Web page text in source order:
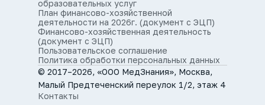
образовательных услуг
План финансово-хозяйственной
деятельности на 2026г. (документ с ЭЦП)
Финансово-хозяйственная деятельность
(документ с ЭЦП)
Пользовательское соглашение
Политика обработки персональных данных
© 2017–2026, «ООО МедЗнания», Москва,
Малый Предтеченский переулок 1/2, этаж 4
Контакты